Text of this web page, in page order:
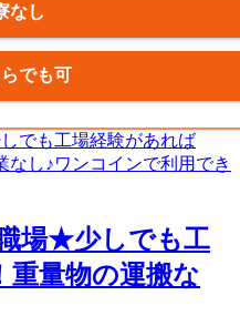
なし
でも可
場★少しでも工
量物の運搬な